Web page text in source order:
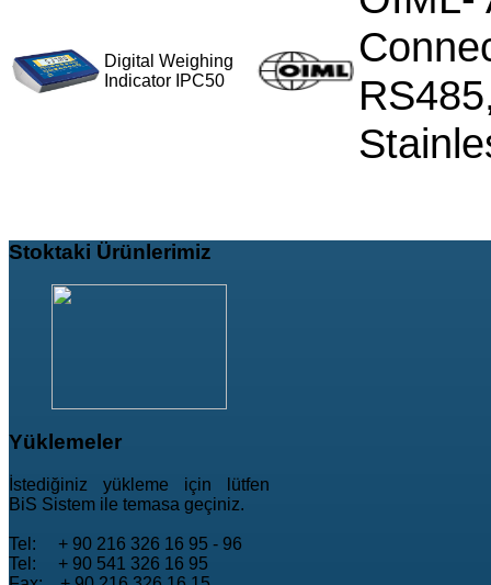
Digital Weighing
Indicator IPC50
Stoktaki Ürünlerimiz
Yüklemeler
İstediğiniz yükleme için lütfen
BiS Sistem ile temasa geçiniz.
Tel: + 90 216 326 16 95 - 96
Tel: + 90 541 326 16 95